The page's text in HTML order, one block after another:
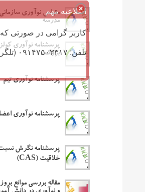
مقیاس نوآوری
مدرسه
پرسشنامه نوآوری
بروک
پرسشنامه نوآوری تیم
پرسشنامه نوآوری
پرسشنامه نگرش
خلاقیت (CAS)
مقاله بررسی موانع
اطلاعیه مهم
کاربر گرامی در صورتی
تلفن: ۰۹۱۴۷۵۰۳۳۱۷ (تلگرام یا تماس)